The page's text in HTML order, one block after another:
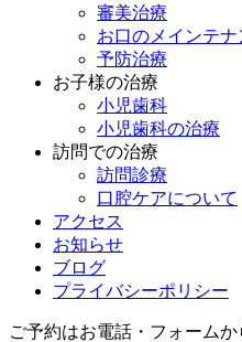
審美治療
お口のメインテナ
予防治療
お子様の治療
小児歯科
小児歯科の治療
訪問での治療
訪問診療
口腔ケアについて
アクセス
お知らせ
ブログ
プライバシーポリシー
ご予約はお電話・フォームか